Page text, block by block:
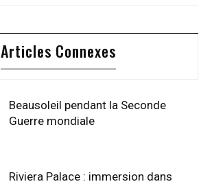
Articles Connexes
Beausoleil pendant la Seconde
Guerre mondiale
Riviera Palace : immersion dans